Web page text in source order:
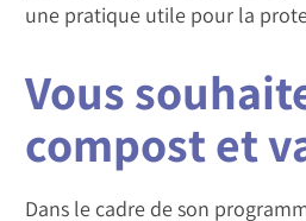
une pratique utile pour la
Vous
compost et
Dans le cadre de son